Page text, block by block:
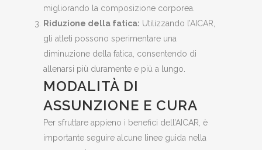
migliorando la composizione corporea.
Riduzione della fatica: Utilizzando l’AICAR,
gli atleti possono sperimentare una
diminuzione della fatica, consentendo di
allenarsi più duramente e più a lungo.
MODALITÀ DI
ASSUNZIONE E CURA
Per sfruttare appieno i benefici dell’AICAR, è
importante seguire alcune linee guida nella